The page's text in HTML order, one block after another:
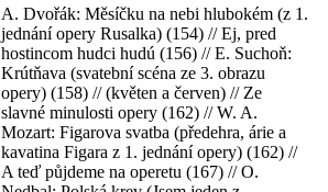
A. Dvořák: Měsíčku na nebi hlubokém (z 1.
jednání opery Rusalka) (154) // Ej, pred
hostincom hudci hudú (156) // E. Suchoň:
Krútňava (svatební scéna ze 3. obrazu
opery) (158) // (květen a červen) // Ze
slavné minulosti opery (162) // W. A.
Mozart: Figarova svatba (předehra, árie a
kavatina Figara z 1. jednání opery) (162) //
A teď půjdeme na operetu (167) // O.